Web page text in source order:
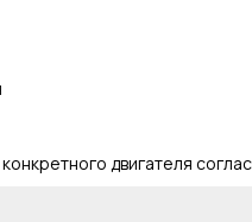
двигателя